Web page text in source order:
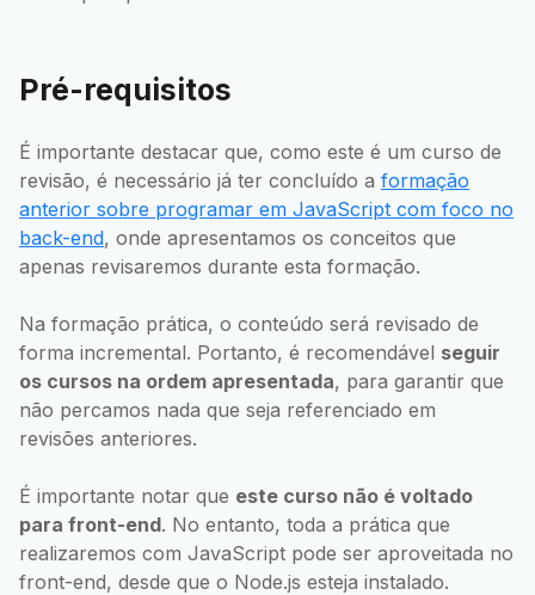
Pré-requisitos
É importante destacar que, como este é um curso de
revisão, é necessário já ter concluído a formação
anterior sobre programar em JavaScript com foco no
back-end, onde apresentamos os conceitos que
apenas revisaremos durante esta formação.
Na formação prática, o conteúdo será revisado de
forma incremental. Portanto, é recomendável seguir
os cursos na ordem apresentada, para garantir que
não percamos nada que seja referenciado em
revisões anteriores.
É importante notar que este curso não é voltado
para front-end. No entanto, toda a prática que
realizaremos com JavaScript pode ser aproveitada no
front-end, desde que o Node.js esteja instalado.